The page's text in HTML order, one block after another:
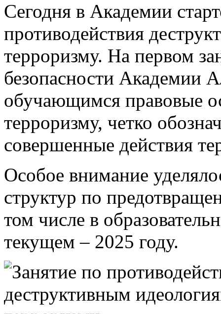
Сегодня в Академии
противодействия
терроризму. На первом
безопасности Академии
обучающимся правовые
терроризму, четко
совершенные действия
Особое внимание
структур по
том числе в
текущем – 2025 году.